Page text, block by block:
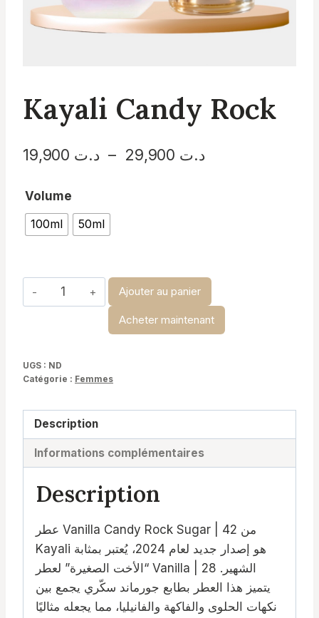
Kayali Candy Rock
د.ت – د.تPlage
Volume
100ml
50ml
quantité
de
Rock
Ajouter au panier
Acheter maintenant
UGS : ND
Catégorie : Femmes
Description
Informations complémentaires
Description
عطر Vanilla Candy Rock Sugar | 42 من
Kayali هو إصدار جديد لعام 2024، يُعتبر بمثابة
“الأخت الصغيرة” لعطر Vanilla | 28 الشهير.
يتميز هذا العطر بطابع جورماند سكّري يجمع بين
نكهات الحلوى والفاكهة والفانيليا، مما يجعله مثاليًا